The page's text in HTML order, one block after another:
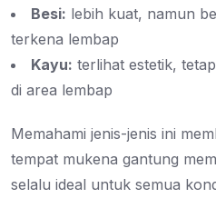
Besi: lebih kuat, namun
terkena lembap
Kayu: terlihat estetik,
di area lembap
Memahami jenis-jenis ini
tempat mukena gantung
selalu ideal untuk semua